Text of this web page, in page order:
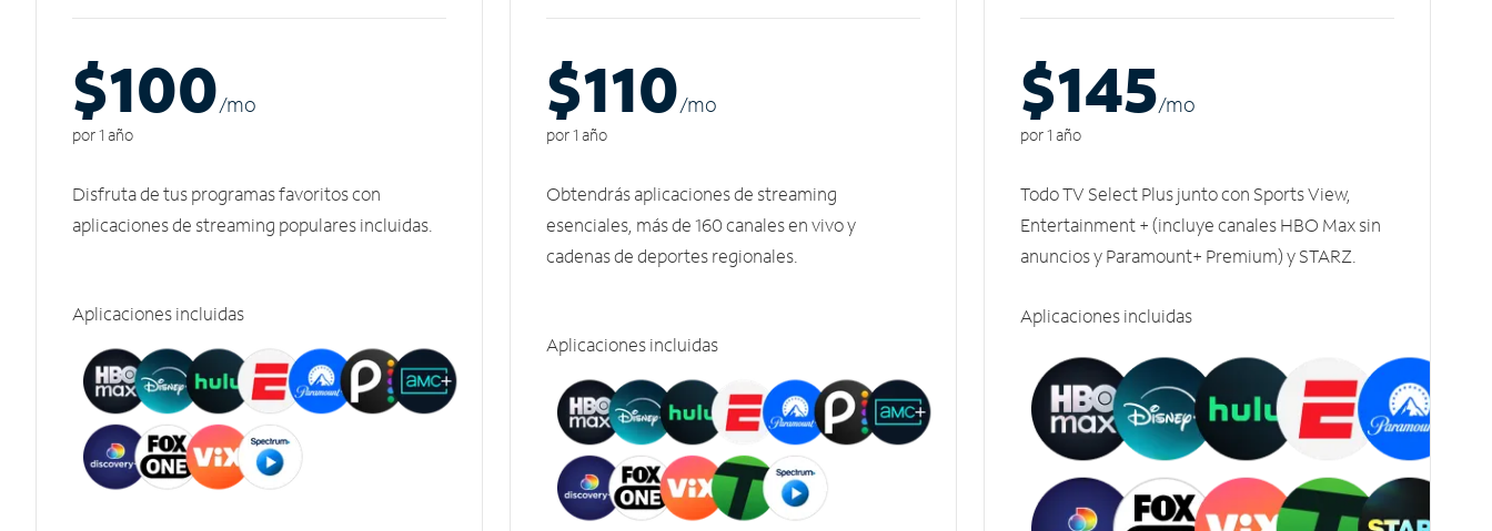
$100/mo
por 1 año
Disfruta de tus programas favoritos con
aplicaciones de streaming populares incluidas.
Aplicaciones incluidas
$110/mo
por 1 año
Obtendrás aplicaciones de streaming
esenciales, más de 160 canales en vivo y
cadenas de deportes regionales.
Aplicaciones incluidas
$145/mo
por 1 año
Todo TV Select Plus junto con Sports View,
Entertainment + (incluye canales HBO Max sin
anuncios y Paramount+ Premium) y STARZ.
Aplicaciones incluidas